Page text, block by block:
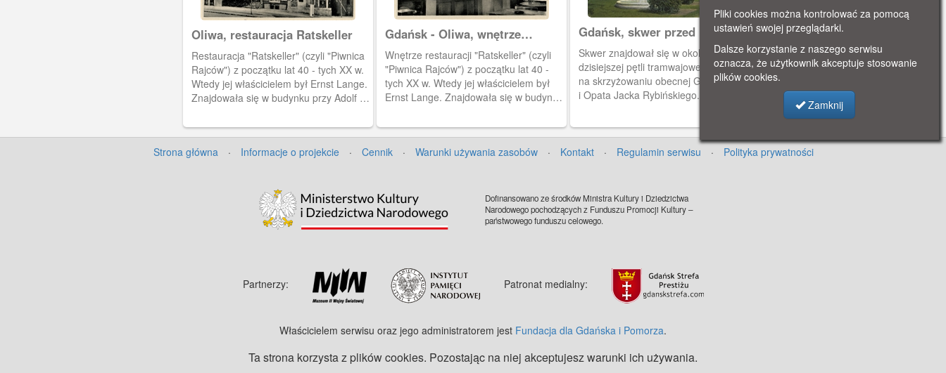
Oliwa, restauracja Ratskeller
Restauracja "Ratskeller" (czyli "Piwnica
Rajców") z początku lat 40 - tych XX w.
Wtedy jej właścicielem był Ernst Lange.
Znajdowała się w budynku przy Adolf -
523).
Gdańsk - Oliwa, wnętrze
restauracji "Ratskeller"
Wnętrze restauracji "Ratskeller" (czyli
"Piwnica Rajców") z początku lat 40 -
tych XX w. Wtedy jej właścicielem był
Ernst Lange. Znajdowała się w budynku
Grunwaldzka 523).
Gdańsk, skwer przed Domem
św. Łazarza
Skwer znajdował się w okolicy
dzisiejszej pętli tramwajowej w Oliwie,
na skrzyżowaniu obecnej Grunwaldzkiej
i Opata Jacka Rybińskiego. Po prawej
Strona główna · Informacje o projekcie · Cennik · Warunki używania zasobów · Kontakt · Regulamin serwisu · Polityka prywatności
Dofinansowano ze środków Ministra Kultury i Dziedzictwa
Narodowego pochodzących z Funduszu Promocji Kultury –
państwowego funduszu celowego.
Partnerzy: Patronat medialny:
Właścicielem serwisu oraz jego administratorem jest Fundacja dla Gdańska i Pomorza.
Ta strona korzysta z plików cookies. Pozostając na niej akceptujesz warunki ich używania.
Pliki cookies można kontrolować za pomocą
ustawień swojej przeglądarki.
Dalsze korzystanie z naszego serwisu
oznacza, że użytkownik akceptuje stosowanie
plików cookies.
Zamknij